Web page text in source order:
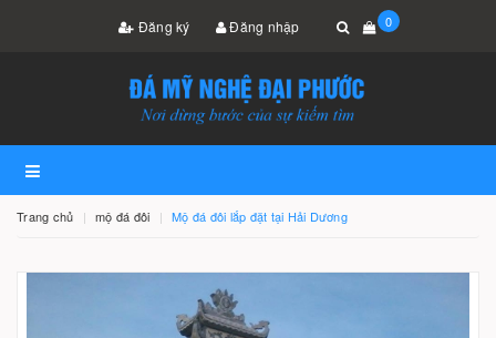
Đăng ký Đăng nhập 0
Trang chủ mộ đá đôi Mộ đá đôi lắp đặt tại Hải Dương